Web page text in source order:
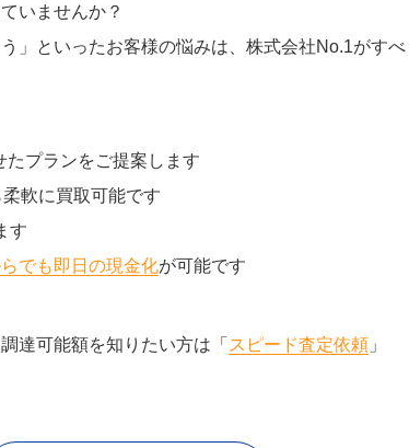
いませんか？
」といったお客様の悩みは、株式会社No.1がすべ
たプランをご提案します
軟に買取可能です
す
でも即日の現金化が可能です
達可能額を知りたい方は「 スピード査定依頼」